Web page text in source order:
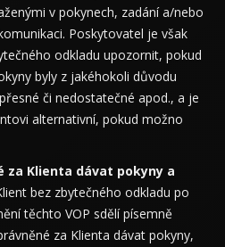
v pokynech, zadání a/nebo
Poskytovatel je však
odkladu upozornit, pokud
byly z jakéhokoli důvodu
či nedostatečné apod., a je
alternativní, pokud možno
za Klienta dávat pokyny a
bez zbytečného odkladu po
těchto VOP sdělí písemně
za Klienta dávat pokyny,